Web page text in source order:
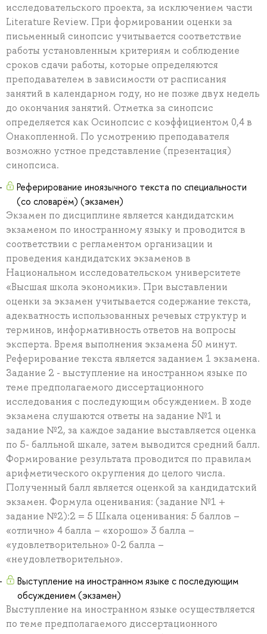
исследовательского проекта, за исключением части
Literature Review. При формировании оценки за
письменный синопсис учитывается соответствие
работы установленным критериям и соблюдение
сроков сдачи работы, которые определяются
преподавателем в зависимости от расписания
занятий в календарном году, но не позже двух недель
до окончания занятий. Отметка за синопсис
определяется как Осинопсис с коэффициентом 0,4 в
Онакопленной. По усмотрению преподавателя
возможно устное представление (презентация)
синопсиса.
Реферирование иноязычного текста по специальности
(со словарём) (экзамен)
Экзамен по дисциплине является кандидатским
экзаменом по иностранному языку и проводится в
соответствии с регламентом организации и
проведения кандидатских экзаменов в
Национальном исследовательском университете
«Высшая школа экономики». При выставлении
оценки за экзамен учитывается содержание текста,
адекватность использованных речевых структур и
терминов, информативность ответов на вопросы
эксперта. Время выполнения экзамена 50 минут.
Реферирование текста является заданием 1 экзамена.
Задание 2 - выступление на иностранном языке по
теме предполагаемого диссертационного
исследования с последующим обсуждением. В ходе
экзамена слушаются ответы на задание №1 и
задание №2, за каждое задание выставляется оценка
по 5- балльной шкале, затем выводится средний балл.
Формирование результата проводится по правилам
арифметического округления до целого числа.
Полученный балл является оценкой за кандидатский
экзамен. Формула оценивания: (задание №1 +
задание №2):2 = 5 Шкала оценивания: 5 баллов –
«отлично» 4 балла – «хорошо» 3 балла –
«удовлетворительно» 0-2 балла –
«неудовлетворительно».
Выступление на иностранном языке с последующим
обсуждением (экзамен)
Выступление на иностранном языке осуществляется
по теме предполагаемого диссертационного